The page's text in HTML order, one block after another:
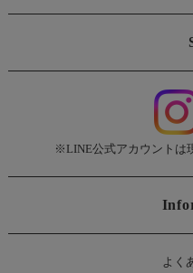
※LINE公式アカウントは
よく